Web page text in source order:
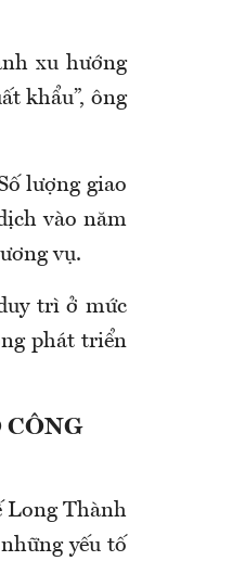
xu hướng
khẩu”, ông
lượng giao
vào năm
vụ.
trì ở mức
phát triển
Long Thành
yếu tố